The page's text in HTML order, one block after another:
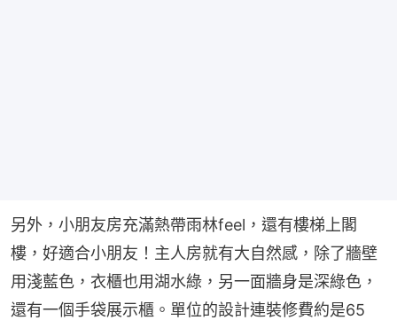
另外，小朋友房充滿熱帶雨林feel，還有樓梯上閣
樓，好適合小朋友！主人房就有大自然感，除了牆壁
用淺藍色，衣櫃也用湖水綠，另一面牆身是深綠色，
還有一個手袋展示櫃。單位的設計連裝修費約是65